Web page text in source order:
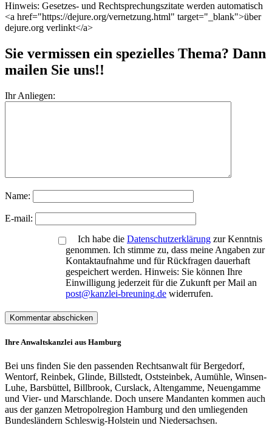
Hinweis: Gesetzes- und Rechtsprechungszitate werden automatisch
<a href="https://dejure.org/vernetzung.html" target="_blank">über
dejure.org verlinkt</a>
Sie vermissen ein spezielles Thema? Dann
mailen Sie uns!!
Ihr Anliegen:
Name:
E-mail:
Ich habe die Datenschutzerklärung zur Kenntnis
genommen. Ich stimme zu, dass meine Angaben zur
Kontaktaufnahme und für Rückfragen dauerhaft
gespeichert werden. Hinweis: Sie können Ihre
Einwilligung jederzeit für die Zukunft per Mail an
post@kanzlei-breuning.de widerrufen.
Ihre Anwaltskanzlei aus Hamburg
Bei uns finden Sie den passenden Rechtsanwalt für Bergedorf,
Wentorf, Reinbek, Glinde, Billstedt, Oststeinbek, Aumühle, Winsen-
Luhe, Barsbüttel, Billbrook, Curslack, Altengamme, Neuengamme
und Vier- und Marschlande. Doch unsere Mandanten kommen auch
aus der ganzen Metropolregion Hamburg und den umliegenden
Bundesländern Schleswig-Holstein und Niedersachsen.